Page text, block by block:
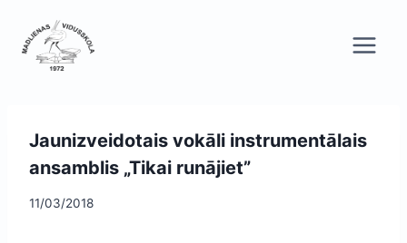
content
Jaunizveidotais vokāli instrumentālais
ansamblis „Tikai runājiet”
11/03/2018